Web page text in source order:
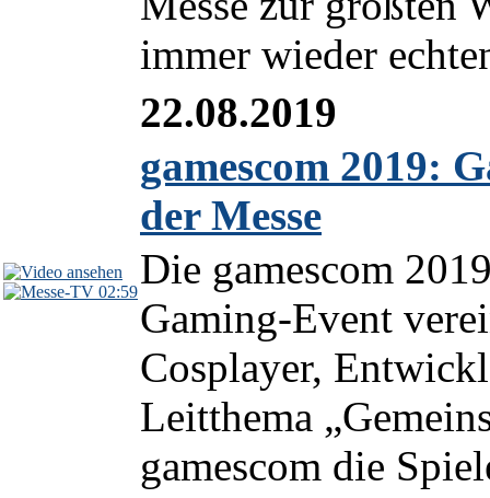
immer wieder
02:59
22.08.2019
gamescom 2019:
der Messe
Die gamescom
Gaming-Event
Cosplayer,
Leitthema
gamescom die